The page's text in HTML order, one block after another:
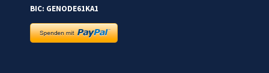
BIC: GENODE61KA1